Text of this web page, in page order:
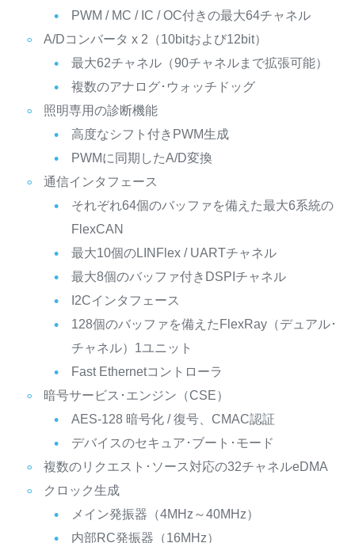
PWM / MC / IC / OC付きの最大64チャネル
A/Dコンバータ x 2（10bitおよび12bit）
最大62チャネル（90チャネルまで拡張可能）
複数のアナログ･ウォッチドッグ
照明専用の診断機能
高度なシフト付きPWM生成
PWMに同期したA/D変換
通信インタフェース
それぞれ64個のバッファを備えた最大6系統の
FlexCAN
最大10個のLINFlex / UARTチャネル
最大8個のバッファ付きDSPIチャネル
I2Cインタフェース
128個のバッファを備えたFlexRay（デュアル･
チャネル）1ユニット
Fast Ethernetコントローラ
暗号サービス･エンジン（CSE）
AES-128 暗号化 / 復号、CMAC認証
デバイスのセキュア･ブート･モード
複数のリクエスト･ソース対応の32チャネルeDMA
クロック生成
メイン発振器（4MHz～40MHz）
内部RC発振器（16MHz）